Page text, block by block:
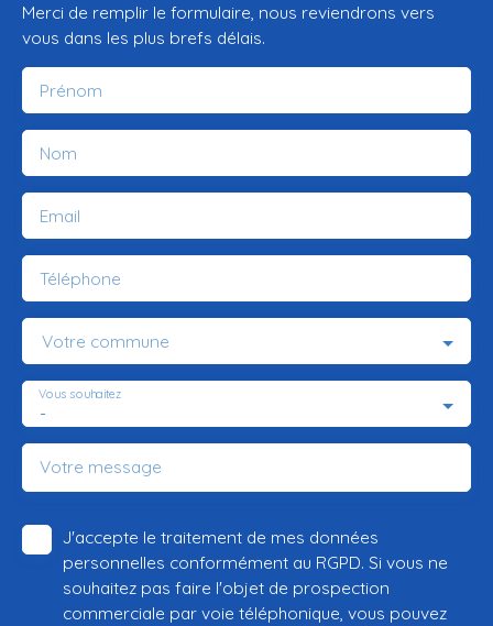
Merci de remplir le formulaire, nous reviendrons vers
vous dans les plus brefs délais.
Prénom
Nom
Email
Téléphone
Votre commune
-
Vous souhaitez
Votre message
J'accepte le traitement de mes données
personnelles conformément au RGPD. Si vous ne
souhaitez pas faire l'objet de prospection
commerciale par voie téléphonique, vous pouvez